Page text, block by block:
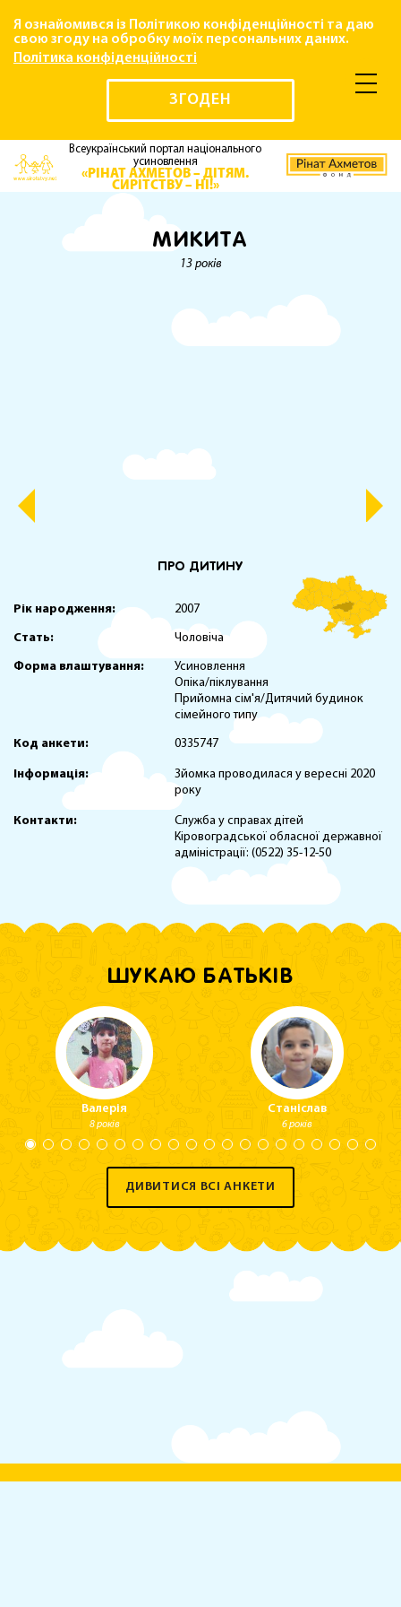
Я ознайомився із Політикою конфіденційності та даю
свою згоду на обробку моїх персональних даних.
Політика конфіденційності
ЗГОДЕН
Всеукраїнський портал національного
усиновлення
«РІНАТ АХМЕТОВ – ДІТЯМ.
СИРІТСТВУ – НІ!»
МИКИТА
13 років
ПРО ДИТИНУ
Рік народження: 2007
Стать: Чоловіча
Форма влаштування:
Усиновлення
Опіка/піклування
Прийомна сім'я/Дитячий будинок
сімейного типу
Код анкети: 0335747
Інформація:
Зйомка проводилася у вересні 2020
року
Контакти:
Служба у справах дітей
Кіровоградської обласної державної
адміністрації: (0522) 35-12-50
ШУКАЮ БАТЬКІВ
Валерія
8 років
Станіслав
6 років
ДИВИТИСЯ ВСІ АНКЕТИ